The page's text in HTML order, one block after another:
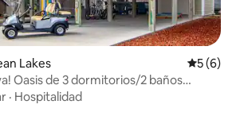
Lakes
5 (6)
Oasis de 3 dormitorios/2 baños
· Hospitalidad